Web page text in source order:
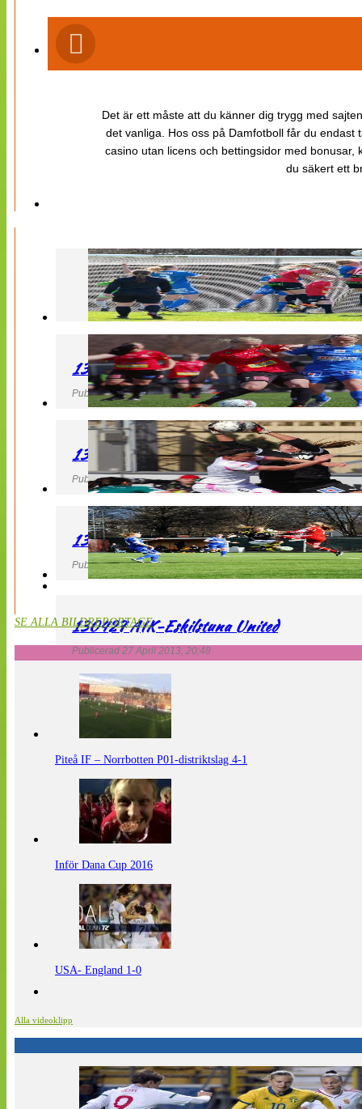
Det är ett måste att du känner dig trygg med
det vanliga. Hos oss på Damfotboll får du
casino utan licens och bettingsidor med
du säkert ett
130427 LB 07 – QBIK
Publicerad 27 April 2013, 22:40
130427 IF Limhamn Bunkeflo – QBIK
Publicerad 27 April 2013, 21:10
130427 LdB FC Malmö – Mallbackens IF
Publicerad 27 April 2013, 20:54
130427 AIK-Eskilstuna United
Publicerad 27 April 2013, 20:48
SE ALLA BILDREPORTAGE
Piteå IF – Norrbotten P01-distriktslag 4-1
Inför Dana Cup 2016
USA- England 1-0
Alla videoklipp